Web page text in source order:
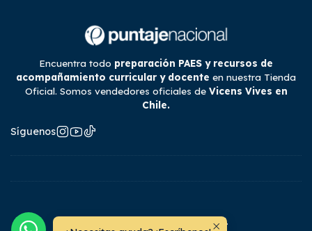
Encuentra todo preparación PAES y recursos de
acompañamiento curricular y docente en nuestra Tienda
Oficial. Somos vendedores oficiales de Vicens Vives en
Chile.
Síguenos
2026 Tienda Puntaje Nacional.